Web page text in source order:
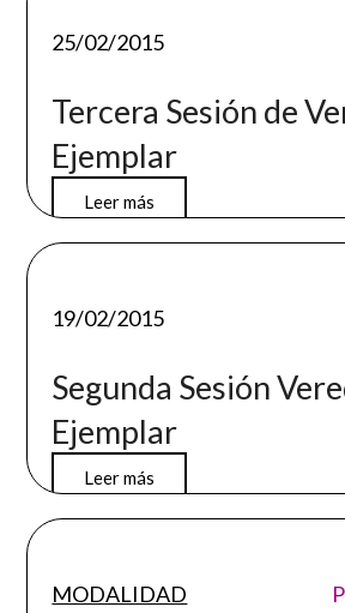
25/02/2015
Tercera Sesión de
Ejemplar
Leer más
19/02/2015
Segunda Sesión
Ejemplar
Leer más
MODALIDAD